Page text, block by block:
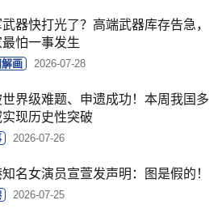
器快打光了？高端武器库存告急，
怕一事发生
画 2026-07-28
世界级难题、申遗成功！本周我国多
现历史性突破
2026-07-26
名女演员宣萱发声明：图是假的！
2026-07-25